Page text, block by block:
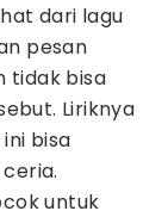
dari lagu
pesan
tidak bisa
Liriknya
bisa
untuk